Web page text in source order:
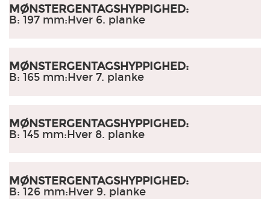
MØNSTERGENTAGSHYPPIGHED:
B: 197 mm:Hver 6. planke
MØNSTERGENTAGSHYPPIGHED:
B: 165 mm:Hver 7. planke
MØNSTERGENTAGSHYPPIGHED:
B: 145 mm:Hver 8. planke
MØNSTERGENTAGSHYPPIGHED:
B: 126 mm:Hver 9. planke